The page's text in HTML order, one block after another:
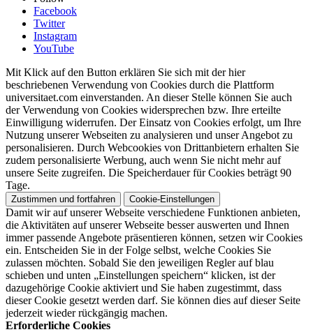
Facebook
Twitter
Instagram
YouTube
Mit Klick auf den Button erklären Sie sich mit der hier
beschriebenen Verwendung von Cookies durch die Plattform
universitaet.com einverstanden. An dieser Stelle können Sie auch
der Verwendung von Cookies widersprechen bzw. Ihre erteilte
Einwilligung widerrufen. Der Einsatz von Cookies erfolgt, um Ihre
Nutzung unserer Webseiten zu analysieren und unser Angebot zu
personalisieren. Durch Webcookies von Drittanbietern erhalten Sie
zudem personalisierte Werbung, auch wenn Sie nicht mehr auf
unsere Seite zugreifen. Die Speicherdauer für Cookies beträgt 90
Tage.
Zustimmen und fortfahren Cookie-Einstellungen
Damit wir auf unserer Webseite verschiedene Funktionen anbieten,
die Aktivitäten auf unserer Webseite besser auswerten und Ihnen
immer passende Angebote präsentieren können, setzen wir Cookies
ein. Entscheiden Sie in der Folge selbst, welche Cookies Sie
zulassen möchten. Sobald Sie den jeweiligen Regler auf blau
schieben und unten „Einstellungen speichern“ klicken, ist der
dazugehörige Cookie aktiviert und Sie haben zugestimmt, dass
dieser Cookie gesetzt werden darf. Sie können dies auf dieser Seite
jederzeit wieder rückgängig machen.
Erforderliche Cookies